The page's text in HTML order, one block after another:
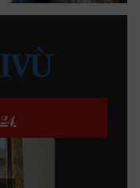
24